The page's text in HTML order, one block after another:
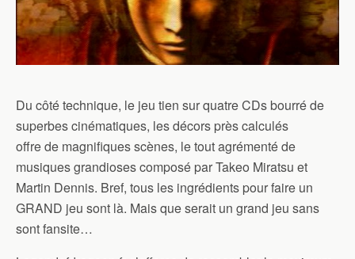
Du côté technique, le jeu tien sur quatreCDsbourré de
superbes cinématiques, les décors près calculés
offre de magnifiques scènes, le tout agrémenté de
musiques grandioses composé par Takeo Miratsu et
Martin Dennis. Bref, tous les ingrédients pour faire un
GRAND jeu sont là. Mais que serait un grand jeu sans
sontfansite…